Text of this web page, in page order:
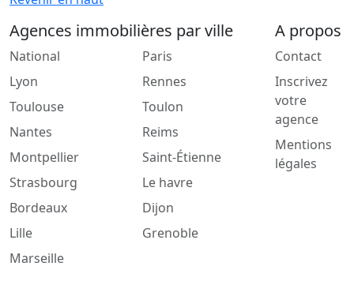
Agences immobilières par ville
National
Lyon
Toulouse
Nantes
Montpellier
Strasbourg
Bordeaux
Lille
Marseille
Paris
Rennes
Toulon
Reims
Saint-Étienne
Le havre
Dijon
Grenoble
A propos
Contact
Inscrivez
votre
agence
Mentions
légales